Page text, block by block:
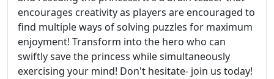
encourages creativity as players are encouraged to
find multiple ways of solving puzzles for maximum
enjoyment! Transform into the hero who can
swiftly save the princess while simultaneously
exercising your mind! Don't hesitate- join us today!